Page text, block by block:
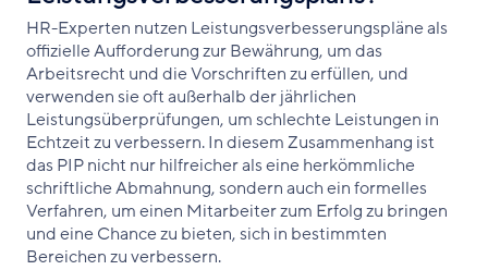
HR-Experten nutzen Leistungsverbesserungspläne als
offizielle Aufforderung zur Bewährung, um das
Arbeitsrecht und die Vorschriften zu erfüllen, und
verwenden sie oft außerhalb der jährlichen
Leistungsüberprüfungen, um schlechte Leistungen in
Echtzeit zu verbessern. In diesem Zusammenhang ist
das PIP nicht nur hilfreicher als eine herkömmliche
schriftliche Abmahnung, sondern auch ein formelles
Verfahren, um einen Mitarbeiter zum Erfolg zu bringen
und eine Chance zu bieten, sich in bestimmten
Bereichen zu verbessern.